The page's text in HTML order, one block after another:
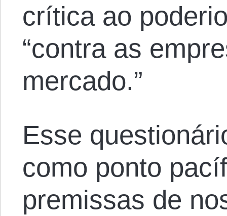
crítica ao
“contra as
mercado.”
Esse
como ponto
premissas de